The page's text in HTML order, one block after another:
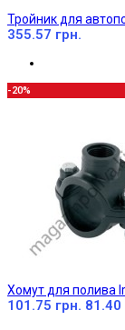
Тройник для
355.57 грн.
-20%
Хомут для полива
101.75 грн. 81.40